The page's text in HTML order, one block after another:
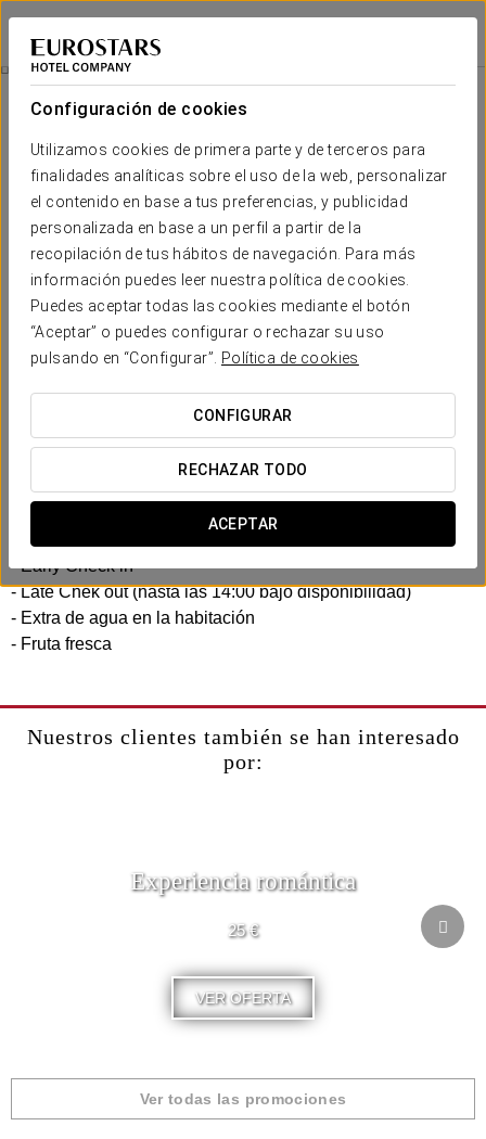
Configuración de cookies
Utilizamos cookies de primera parte y de terceros para
finalidades analíticas sobre el uso de la web, personalizar
el contenido en base a tus preferencias, y publicidad
personalizada en base a un perfil a partir de la
recopilación de tus hábitos de navegación. Para más
información puedes leer nuestra política de cookies.
Puedes aceptar todas las cookies mediante el botón
“Aceptar” o puedes configurar o rechazar su uso
pulsando en “Configurar”.
Política de cookies
CONFIGURAR
RECHAZAR TODO
ACEPTAR
Exe Oviedo Centro
OVIEDO
Experiencia Business
13€
Experiencia business
Horarios flexibles, todo pensado para adaptarse a tu
agenda.
En el Exe Oviedo Centro hemos creado esta experiencia
business pensando en tu eficiencia y comodidad. Sin prisas,
Incluye:
- Early Check in
- Late Chek out (hasta las 14:00 bajo disponibilidad)
- Extra de agua en la habitación
- Fruta fresca
Nuestros clientes también se han interesado
por:
Experiencia romántica
25 €
VER OFERTA
Ver todas las promociones